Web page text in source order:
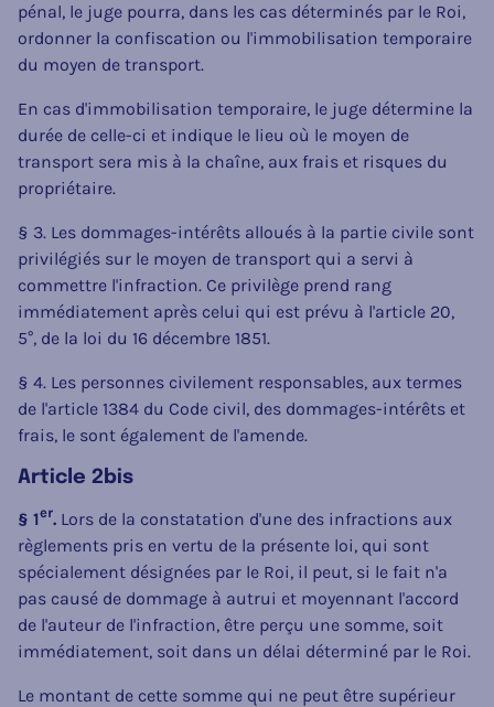
pénal, le juge pourra, dans les cas déterminés par le Roi,
ordonner la confiscation ou l'immobilisation temporaire
du moyen de transport.
En cas d'immobilisation temporaire, le juge détermine la
durée de celle-ci et indique le lieu où le moyen de
transport sera mis à la chaîne, aux frais et risques du
propriétaire.
§ 3. Les dommages-intérêts alloués à la partie civile sont
privilégiés sur le moyen de transport qui a servi à
commettre l'infraction. Ce privilège prend rang
immédiatement après celui qui est prévu à l'article 20,
5°, de la loi du 16 décembre 1851.
§ 4. Les personnes civilement responsables, aux termes
de l'article 1384 du Code civil, des dommages-intérêts et
frais, le sont également de l'amende.
Article 2bis
§ 1er. Lors de la constatation d'une des infractions aux
règlements pris en vertu de la présente loi, qui sont
spécialement désignées par le Roi, il peut, si le fait n'a
pas causé de dommage à autrui et moyennant l'accord
de l'auteur de l'infraction, être perçu une somme, soit
immédiatement, soit dans un délai déterminé par le Roi.
Le montant de cette somme qui ne peut être supérieur